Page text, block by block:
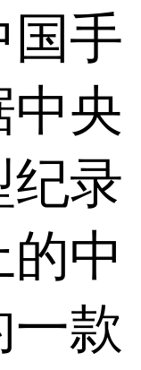
国手
中央
纪录
中
一款